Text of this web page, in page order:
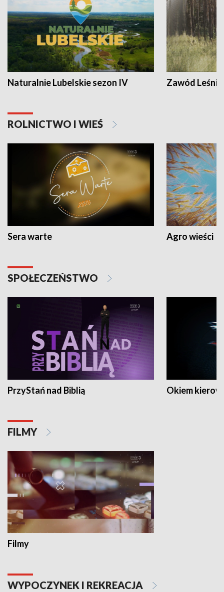
Naturalnie Lubelskie sezon IV Zawód Leśnik
ROLNICTWO I WIEŚ
Sera warte Agro wieści
SPOŁECZEŃSTWO
PrzyStań nad Biblią Okiem
FILMY
Filmy
WYPOCZYNEK I REKREACJA